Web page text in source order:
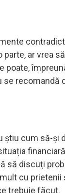
ar vrea
poate,
știu cum să-și
să discuți
cu
trebuie făcut.